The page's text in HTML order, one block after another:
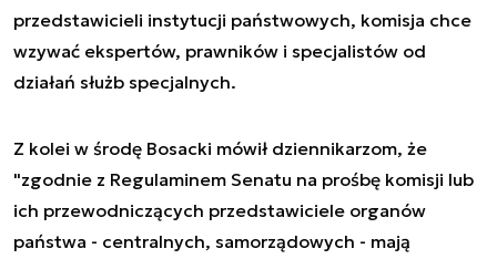
przedstawicieli instytucji państwowych, komisja chce
wzywać ekspertów, prawników i specjalistów od
działań służb specjalnych.
Z kolei w środę Bosacki mówił dziennikarzom, że
"zgodnie z Regulaminem Senatu na prośbę komisji lub
ich przewodniczących przedstawiciele organów
państwa - centralnych, samorządowych - mają